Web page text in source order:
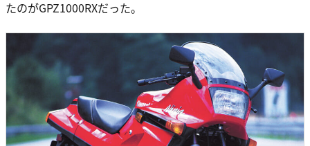
たのがGPZ1000RXだった。